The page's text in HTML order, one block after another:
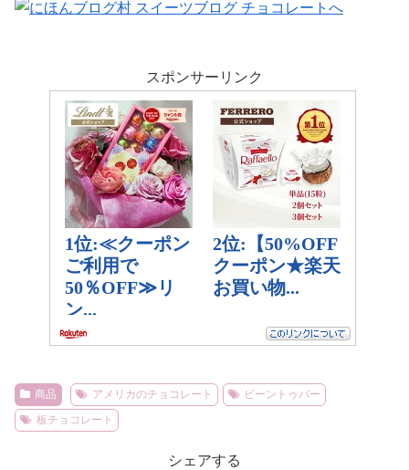
スポンサーリンク
商品 アメリカのチョコレート
ビーントゥバー
板チョコレート
シェアする